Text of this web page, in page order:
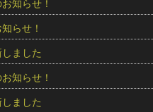
知らせ！
らせ！
ました
知らせ！
ました